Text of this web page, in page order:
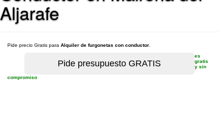
Aljarafe
Pide precio Gratis para Alquiler de furgonetas con conductor
es
gratis
y sin
compromiso